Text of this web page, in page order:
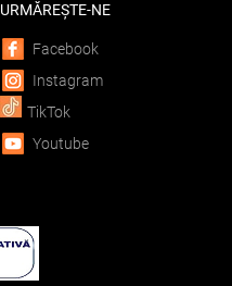
URMĂREȘTE-NE
Facebook
Instagram
TikTok
Youtube